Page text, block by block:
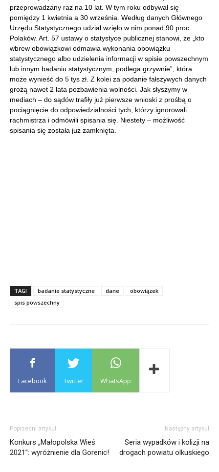
przeprowadzany raz na 10 lat. W tym roku odbywał się
pomiędzy 1 kwietnia a 30 września. Według danych Głównego
Urzędu Statystycznego udział wzięło w nim ponad 90 proc.
Polaków. Art. 57 ustawy o statystyce publicznej stanowi, że „kto
wbrew obowiązkowi odmawia wykonania obowiązku
statystycznego albo udzielenia informacji w spisie powszechnym
lub innym badaniu statystycznym, podlega grzywnie”, która
może wynieść do 5 tys zł. Z kolei za podanie fałszywych danych
grożą nawet 2 lata pozbawienia wolności. Jak słyszymy w
mediach – do sądów trafiły już pierwsze wnioski z prośbą o
pociągnięcie do odpowiedzialności tych, którzy ignorowali
rachmistrza i odmówili spisania się. Niestety – możliwość
spisania się została już zamknięta.
TAGI badanie statystyczne dane
obowiązek
spis powszechny
Facebook Twitter WhatsApp
Poprzedni artykuł
Konkurs „Małopolska Wieś
2021”: wyróżnienie dla Gorenic!
Następny artykuł
Seria wypadków i kolizji na
drogach powiatu olkuskiego